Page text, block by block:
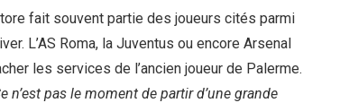
fait souvent partie des joueurs cités parmi
L’AS Roma, la Juventus ou encore Arsenal
les services de l’ancien joueur de Palerme.
n’est pas le moment de partir d’une grande